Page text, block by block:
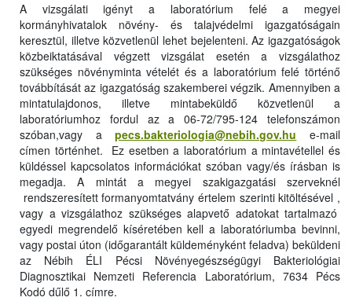
A vizsgálati igényt a laboratórium felé a megyei
kormányhivatalok növény- és talajvédelmi igazgatóságain
keresztül, illetve közvetlenül lehet bejelenteni. Az igazgatóságok
közbeiktatásával végzett vizsgálat esetén a vizsgálathoz
szükséges növényminta vételét és a laboratórium felé történő
továbbítását az igazgatóság szakemberei végzik. Amennyiben a
mintatulajdonos, illetve mintabeküldő közvetlenül a
laboratóriumhoz fordul az a06-72/795-124 telefonszámon
szóban,vagy apecs.bakteriologia@nebih.gov.hu e-mail
címen történhet. Ez esetben a laboratórium a mintavétellel és
küldéssel kapcsolatos információkat szóban vagy/és írásban is
megadja. A mintát a megyei szakigazgatási szerveknél
rendszeresített formanyomtatvány értelem szerinti kitöltésével ,
vagy a vizsgálathoz szükséges alapvető adatokat tartalmazó
egyedi megrendelő kíséretében kell a laboratóriumba bevinni,
vagy postai úton (időgarantált küldeményként feladva) beküldeni
az Nébih ÉLI Pécsi Növényegészségügyi Bakteriológiai
Diagnosztikai Nemzeti Referencia Laboratórium, 7634 Pécs
Kodó dűlő 1. címre.